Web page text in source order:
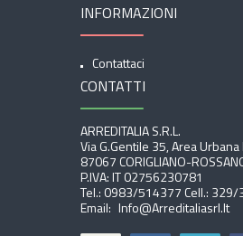
INFORMAZIONI
Contattaci
CONTATTI
ARREDITALIA S.r.l.
Via G.Gentile 35, Area
87067 CORIGLIANO-
P.IVA: IT 02756230781
Tel.: 0983/514377 Cell.: 329/
Email: Info@arreditaliasrl.it